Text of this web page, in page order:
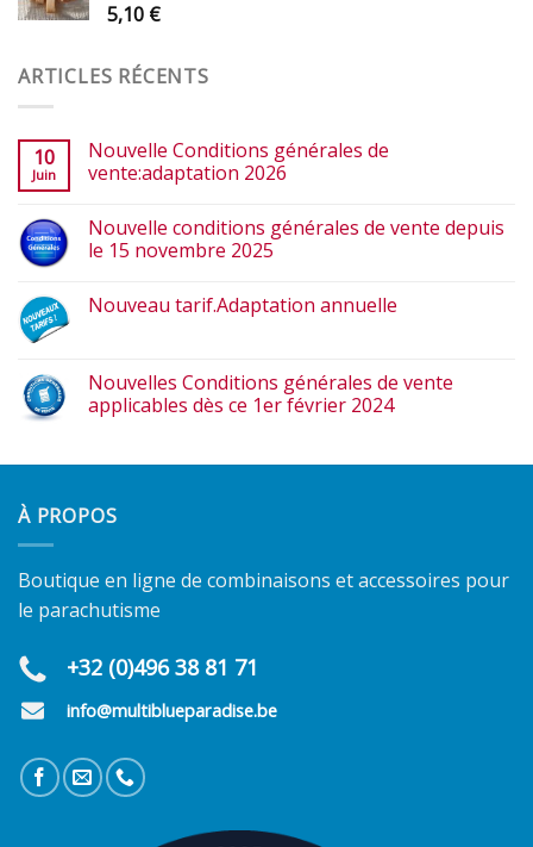
5,10 €
ARTICLES RÉCENTS
10
Juin
Nouvelle Conditions générales de
vente:adaptation 2026
Nouvelle conditions générales de vente depuis
le 15 novembre 2025
Nouveau tarif.Adaptation annuelle
Nouvelles Conditions générales de vente
applicables dès ce 1er février 2024
À PROPOS
Boutique en ligne de combinaisons et accessoires pour
le parachutisme
+32 (0)496 38 81 71
info@multiblueparadise.be